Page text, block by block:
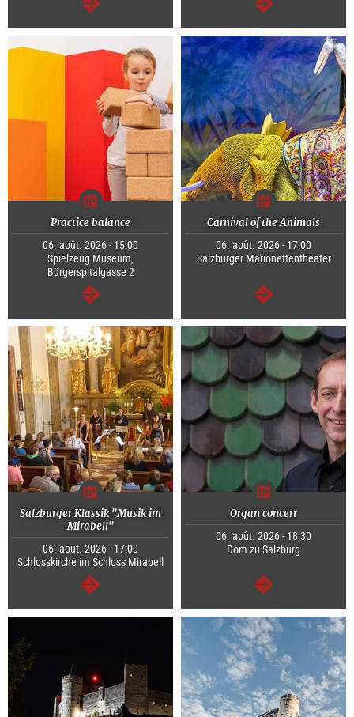
Continuer Continuer
Practice balance
06. août. 2026 - 15:00
Spielzeug Museum,
Bürgerspitalgasse 2
Continuer
Carnival of the Animals
06. août. 2026 - 17:00
Salzburger Marionettentheater
Continuer
Salzburger Klassik "Musik im
Mirabell"
06. août. 2026 - 17:00
Schlosskirche im Schloss Mirabell
Continuer
Organ concert
06. août. 2026 - 18:30
Dom zu Salzburg
Continuer